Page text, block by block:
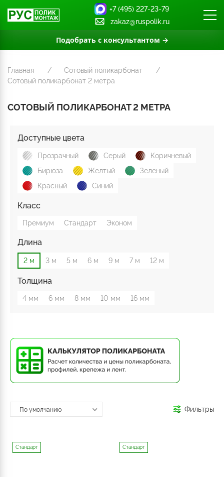
Подобрать с консультантом →
+7 (495) 227-23-79
zakaz@ruspolik.ru
Главная
Сотовый поликарбонат
Сотовый поликарбонат 2 метра
СОТОВЫЙ ПОЛИКАРБОНАТ 2 МЕТРА
Доступные цвета
Прозрачный Серый
Коричневый
Бирюза
Желтый
Зеленый
Красный
Синий
Класс
Премиум Стандарт Эконом
Длина
2 м 3 м 5 м 6 м 9 м 7 м 12 м
Толщина
4 мм 6 мм 8 мм 10 мм 16 мм
По умолчанию Фильтры
Стандарт Стандарт